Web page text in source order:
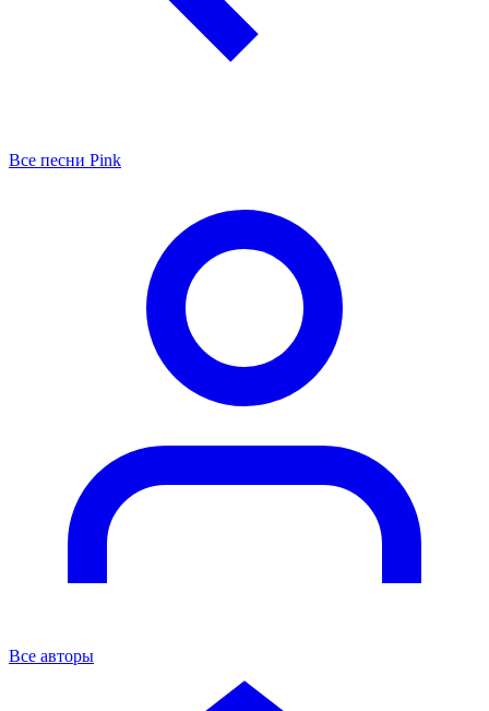
Все песни Pink
Все авторы